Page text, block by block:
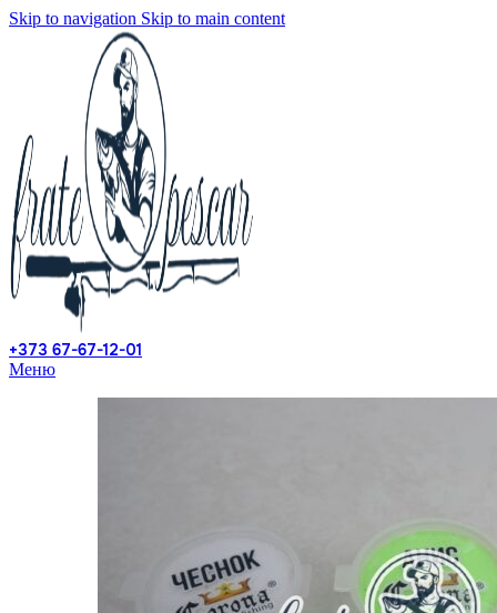
Skip to navigation Skip to main content
+373 67-67-12-01
Меню